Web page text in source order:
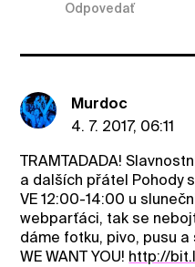
Odpovedať
Murdoc
4. 7. 2017, 06:11
TRAMTADADA!
a dalších přátel Pohody
VE 12:00-14:00 u
webparťáci, tak se
dáme fotku, pivo, pusu
WE WANT YOU! http://